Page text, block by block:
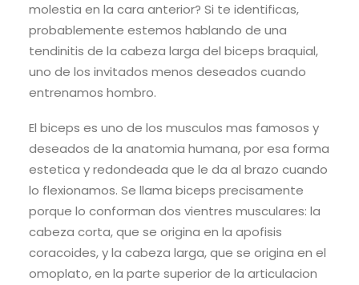
molestia en la cara anterior? Si te identificas,
probablemente estemos hablando de una
tendinitis de la cabeza larga del biceps braquial,
uno de los invitados menos deseados cuando
entrenamos hombro.
El biceps es uno de los musculos mas famosos y
deseados de la anatomia humana, por esa forma
estetica y redondeada que le da al brazo cuando
lo flexionamos. Se llama biceps precisamente
porque lo conforman dos vientres musculares: la
cabeza corta, que se origina en la apofisis
coracoides, y la cabeza larga, que se origina en el
omoplato, en la parte superior de la articulacion